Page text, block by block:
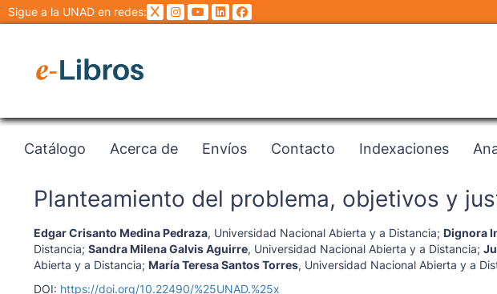
Sigue a la UNAD en redes:
Catálogo Acerca de Envíos Contacto Indexaciones
Planteamiento del problema, objetivos y
Edgar Crisanto Medina Pedraza, Universidad Nacional Abierta y a Distancia; Dignora
Distancia; Sandra Milena Galvis Aguirre, Universidad Nacional Abierta y a Distancia;
Abierta y a Distancia; María Teresa Santos Torres, Universidad Nacional Abierta y a
DOI: https://doi.org/10.22490/%25UNAD.%25x